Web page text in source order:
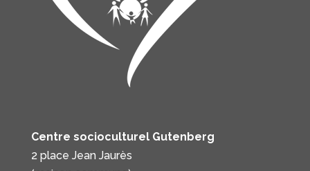
Centre socioculturel Gutenberg
2 place Jean Jaurès